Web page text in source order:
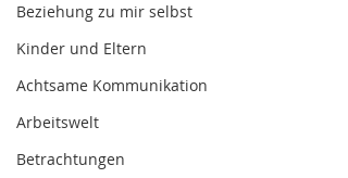
Beziehung zu mir selbst
Kinder und Eltern
Achtsame Kommunikation
Arbeitswelt
Betrachtungen